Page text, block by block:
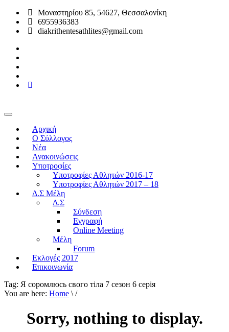
Μοναστηρίου 85, 54627, Θεσσαλονίκη
6955936383
diakrithentesathlites@gmail.com
Αρχική
O Σύλλογος
Νέα
Ανακοινώσεις
Υποτροφίες
Υποτροφίες Αθλητών 2016-17
Υποτροφίες Αθλητών 2017 – 18
Δ.Σ Μέλη
Δ.Σ
Σύνδεση
Εγγραφή
Online Meeting
Μέλη
Forum
Εκλογές 2017
Επικοινωνία
Tag: Я соромлюсь свого тiла 7 сезон 6 серiя
You are here: Home \ /
Sorry, nothing to display.